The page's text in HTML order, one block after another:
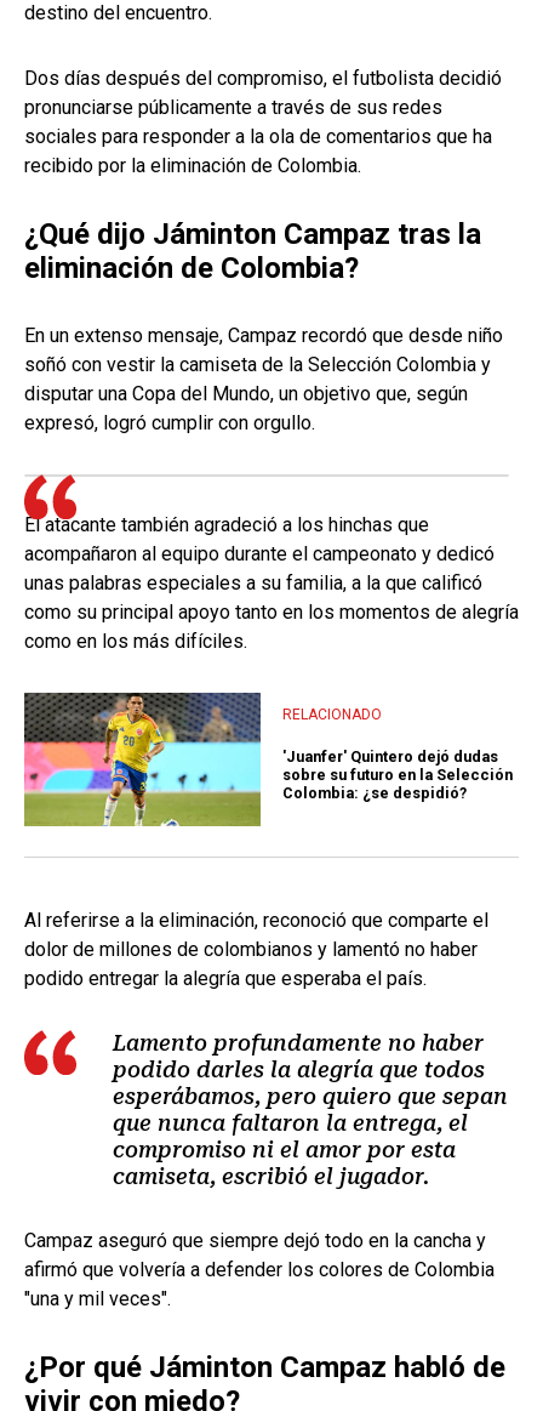
destino del encuentro.
Dos días después del compromiso, el futbolista decidió
pronunciarse públicamente a través de sus redes
sociales para responder a la ola de comentarios que ha
recibido por la eliminación de Colombia.
¿Qué dijo Jáminton Campaz tras la
eliminación de Colombia?
En un extenso mensaje, Campaz recordó que desde niño
soñó con vestir la camiseta de la Selección Colombia y
disputar una Copa del Mundo, un objetivo que, según
expresó, logró cumplir con orgullo.
El atacante también agradeció a los hinchas que
acompañaron al equipo durante el campeonato y dedicó
unas palabras especiales a su familia, a la que calificó
como su principal apoyo tanto en los momentos de alegría
como en los más difíciles.
RELACIONADO
'Juanfer' Quintero dejó dudas
sobre su futuro en la Selección
Colombia: ¿se despidió?
Al referirse a la eliminación, reconoció que comparte el
dolor de millones de colombianos y lamentó no haber
podido entregar la alegría que esperaba el país.
Lamento profundamente no haber
podido darles la alegría que todos
esperábamos, pero quiero que sepan
que nunca faltaron la entrega, el
compromiso ni el amor por esta
camiseta, escribió el jugador.
Campaz aseguró que siempre dejó todo en la cancha y
afirmó que volvería a defender los colores de Colombia
"una y mil veces".
¿Por qué Jáminton Campaz habló de
vivir con miedo?